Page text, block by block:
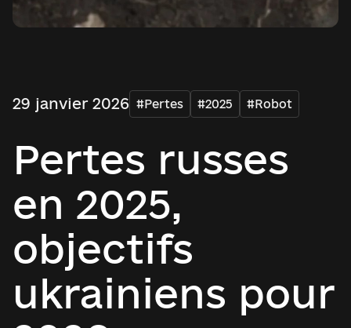
29 janvier 2026 #Pertes #2025 #Robot
Pertes russes
en 2025,
objectifs
ukrainiens pour